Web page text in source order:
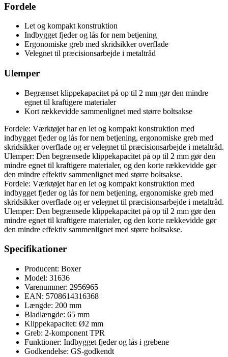
Fordele
Let og kompakt konstruktion
Indbygget fjeder og lås for nem betjening
Ergonomiske greb med skridsikker overflade
Velegnet til præcisionsarbejde i metaltråd
Ulemper
Begrænset klippekapacitet på op til 2 mm gør den mindre
egnet til kraftigere materialer
Kort rækkevidde sammenlignet med større boltsakse
Fordele: Værktøjet har en let og kompakt konstruktion med
indbygget fjeder og lås for nem betjening, ergonomiske greb med
skridsikker overflade og er velegnet til præcisionsarbejde i metaltråd.
Ulemper: Den begrænsede klippekapacitet på op til 2 mm gør den
mindre egnet til kraftigere materialer, og den korte rækkevidde gør
den mindre effektiv sammenlignet med større boltsakse.
Fordele: Værktøjet har en let og kompakt konstruktion med
indbygget fjeder og lås for nem betjening, ergonomiske greb med
skridsikker overflade og er velegnet til præcisionsarbejde i metaltråd.
Ulemper: Den begrænsede klippekapacitet på op til 2 mm gør den
mindre egnet til kraftigere materialer, og den korte rækkevidde gør
den mindre effektiv sammenlignet med større boltsakse.
Specifikationer
Producent: Boxer
Model: 31636
Varenummer: 2956965
EAN: 5708614316368
Længde: 200 mm
Bladlængde: 65 mm
Klippekapacitet: Ø2 mm
Greb: 2-komponent TPR
Funktioner: Indbygget fjeder og lås i grebene
Godkendelse: GS-godkendt